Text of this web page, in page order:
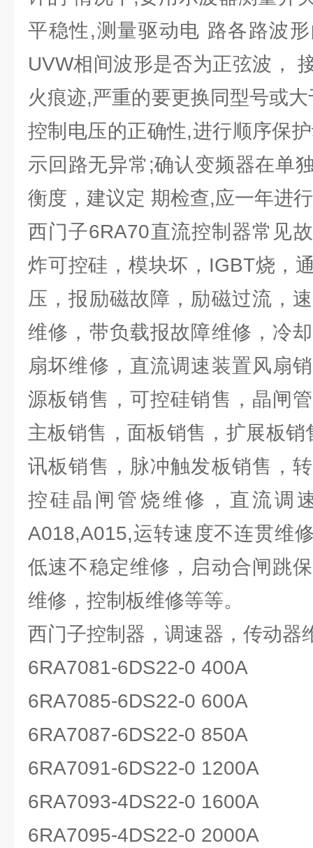
平稳性,测量驱动电 路各路波
UVW相间波形是否为正弦波，
火痕迹,严重的要更换同型号或
控制电压的正确性,进行顺序保
示回路无异常;确认变频器在单
衡度，建议定 期检查,应一年进
西门子6RA70直流控制器常见
炸可控硅，模块坏，IGBT烧，
压，报励磁故障，励磁过流，
维修，带负载报故障维修，冷
扇坏维修，直流调速装置风扇
源板销售，可控硅销售，晶闸
主板销售，面板销售，扩展板
讯板销售，脉冲触发板销售，
控硅晶闸管烧维修，直流调
A018,A015,运转速度不连贯维
低速不稳定维修，启动合闸跳
维修，控制板维修等等。
西门子控制器，调速器，传动器
6RA7081-6DS22-0 400A
6RA7085-6DS22-0 600A
6RA7087-6DS22-0 850A
6RA7091-6DS22-0 1200A
6RA7093-4DS22-0 1600A
6RA7095-4DS22-0 2000A